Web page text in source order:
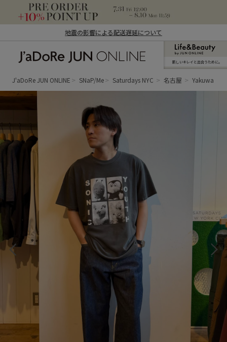
地震の影響による配送遅延について
ン オンライン）
新しいキレイと出合うために。
J'aDoRe JUN ONLINE SNaP/Me Saturdays NYC 名古屋 Yakuwa